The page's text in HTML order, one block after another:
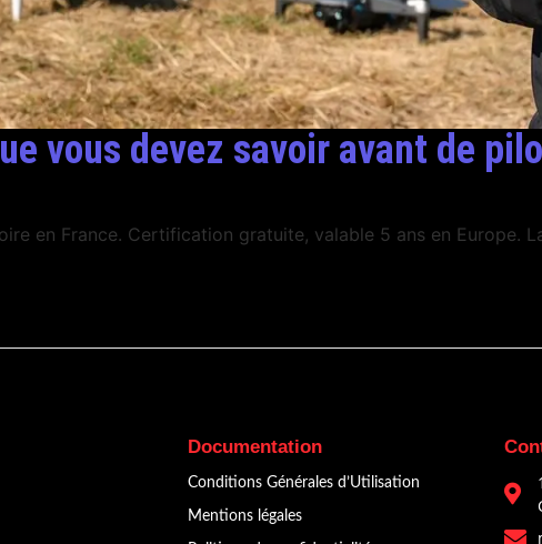
vous devez savoir avant de
en France. Certification gratuite, valable 5 ans en Europe.
Documentation
Conditions Générales d’Utilisation
Mentions légales